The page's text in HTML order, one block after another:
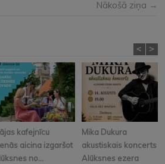
Nākošā ziņa →
kafejnīcu
aicina izgaršot
no...
Mika Dukura
akustiskais koncerts
Alūksnes ezera
< >